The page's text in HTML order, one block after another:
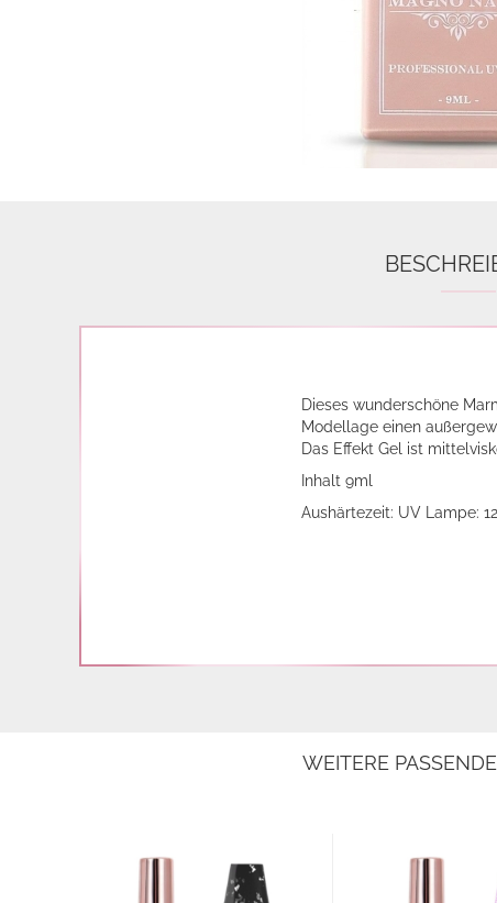
Dieses wunderschöne
Modellage einen
Das Effekt Gel ist
Inhalt 9ml
Aushärtezeit: UV Lampe:
WEITERE